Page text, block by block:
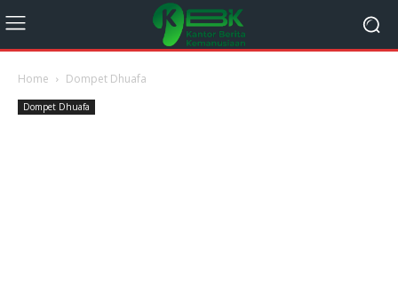
Home Dompet Dhuafa
Dompet Dhuafa